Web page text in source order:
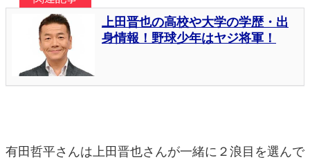
有田哲平さんは上田晋也さんが一緒に２浪目を選んで